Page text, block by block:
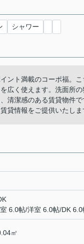
シャワー
ント満載のコーポ福。
広く使えます。洗面所
清潔感のある賃貸物件
貸情報をご提供いたし
6.0帖/洋室 6.0帖/DK 6.0
㎡